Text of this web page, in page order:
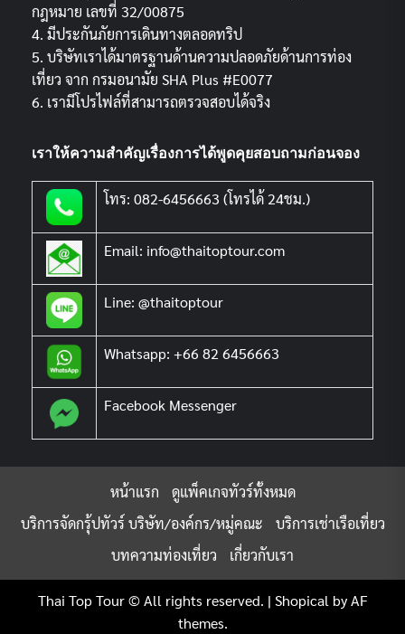
กฎหมาย เลขที่ 32/00875
4. มีประกันภัยการเดินทางตลอดทริป
5. บริษัทเราได้มาตรฐานด้านความปลอดภัยด้านการท่อง
เที่ยว จาก กรมอนามัย SHA Plus #E0077
6. เรามีโปรไฟล์ที่สามารถตรวจสอบได้จริง
เราให้ความสำคัญเรื่องการได้พูดคุยสอบถามก่อนจอง
โทร: 082-6456663 (โทรได้ 24ชม.)
Email: info@thaitoptour.com
Line: @thaitoptour
Whatsapp: +66 82 6456663
Facebook Messenger
หน้าแรก
ดูแพ็คเกจทัวร์ทั้งหมด
บริการจัดกรุ้ปทัวร์ บริษัท/องค์กร/หมู่คณะ
บริการเช่าเรือเที่ยว
บทความท่องเที่ยว
เกี่ยวกับเรา
Thai Top Tour © All rights reserved. | Shopicalby AF
themes.